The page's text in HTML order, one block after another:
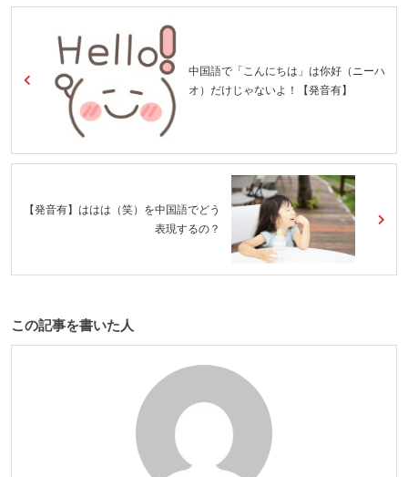
中国語で「こんにちは」は你好（ニーハ
オ）だけじゃないよ！【発音有】
【発音有】ははは（笑）を中国語でどう
表現するの？
この記事を書いた人